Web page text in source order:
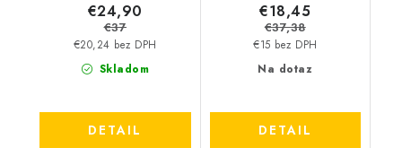
Skladom
€20,24 bez DPH
€24,90
€37
DETAIL
Na dotaz
€15 bez DPH
€18,45
€37,38
DETAIL